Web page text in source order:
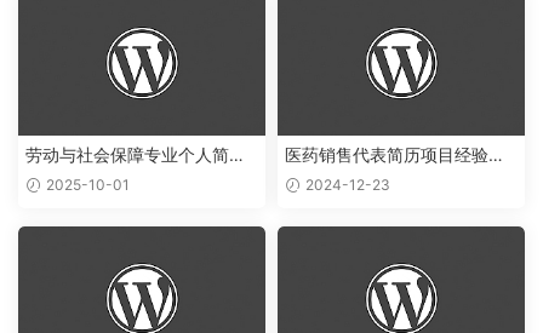
劳动与社会保障专业个人简历
范文2025-10-01
医药销售代表简历项目经验怎
么写2024-12-23